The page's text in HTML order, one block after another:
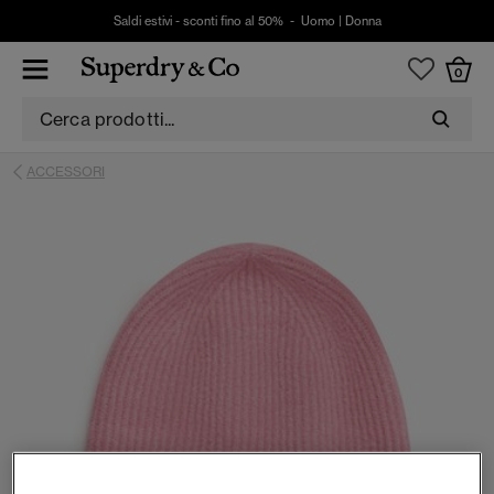
Saldi estivi - sconti fino al 50% - Uomo Donna
0
ACCESSORI